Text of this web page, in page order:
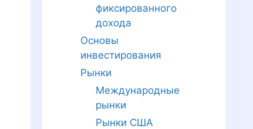
фиксированного
дохода
Основы
инвестирования
Рынки
Международные
рынки
Рынки США